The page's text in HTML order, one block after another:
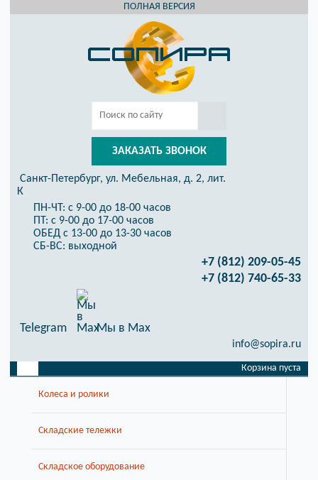
ПОЛНАЯ ВЕРСИЯ
ЗАКАЗАТЬ ЗВОНОК
Санкт-Петербург, ул. Мебельная, д. 2, лит.
К
ПН-ЧТ: с 9-00 до 18-00 часов
ПТ: с 9-00 до 17-00 часов
ОБЕД с 13-00 до 13-30 часов
СБ-ВС: выходной
+7 (812) 209-05-45
+7 (812) 740-65-33
Telegram Мы в Max
info@sopira.ru
Корзина пуста
Колеса и ролики
Складские тележки
Складское оборудование